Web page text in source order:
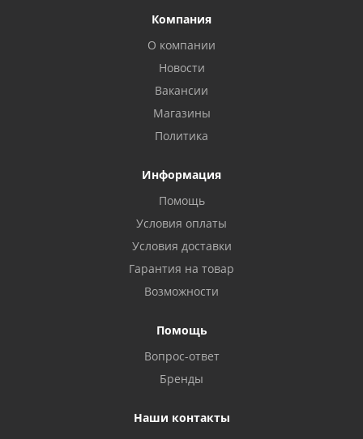
Компания
О компании
Новости
Вакансии
Магазины
Политика
Информация
Помощь
Условия оплаты
Условия доставки
Гарантия на товар
Возможности
Помощь
Вопрос-ответ
Бренды
Наши контакты